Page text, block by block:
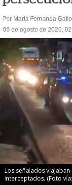
Por Maria Fernanda Gallo
09 de agosto de 2026,
Los señalados
interceptados. (Foto